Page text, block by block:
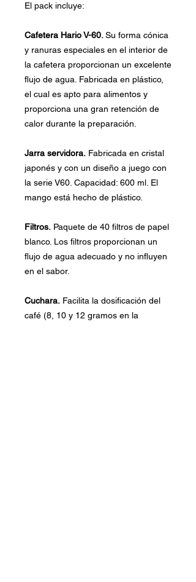
El pack incluye:
Cafetera Hario V-60.Su forma cónica
y ranuras especiales en el interior de
la cafetera proporcionan un excelente
flujo de agua. Fabricada en plástico,
el cual es apto para alimentos y
proporciona una gran retención de
calor durante la preparación.
Jarra servidora. Fabricada en cristal
japonés y con un diseño a juego con
la serie V60. Capacidad: 600 ml. El
mango está hecho de plástico.
Filtros. Paquete de 40 filtros de papel
blanco. Los filtros proporcionan un
flujo de agua adecuado y no influyen
en el sabor.
Cuchara. Facilita la dosificación del
café (8, 10 y 12 gramos en la